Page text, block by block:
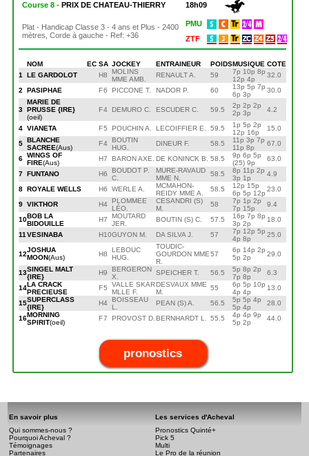
Course 8 -PRIX DE CHATEAU-THIERRY 18h09
Plat - Handicap Classe 3 - 4 ans et Plus - 2400
mètres, Corde à gauche - Ref: +36
PMU
ZTF
NOM ECSA JOCKEY ENTRAINEUR POIDSMUSIQUECOTE
1
LE GARDOLOT H8
MOLINS
MME AMB.
RENAULT A. 59
7p 10p 8p
12p 4p
32.0
2
PASIPHAE F6 PICCONE T. NADOR P. 60
13p 5p 7p
6p 3p
30.0
3
MARIE DE
PRUSSE {IRE}
(oeil)
F4 DEMURO C. ESCUDER C. 59.5
2p 2p 2p
2p 3p
4.2
4 VIANETA F5 POUCHIN A. LECOIFFIER E. 59.5
1p 5p 2p
12p 16p
15.0
5 BLANCHE
SACREE(Aus)
F4
BOUTIN
HUG.
DINEUR F. 58.5
11p 3p 7p
11p 8p
67.0
6 WINGS OF
FIRE(Aus)
H7 BARON AXE. DE KONINCK B. 58.5
9p 6p 5p
(25) 9p
63.0
7 FUNTANO H6
BOUDOT P.
C.
MURE-RAVAUD
MME N.
58.5
8p 11p 2p
3p 1p
4.9
8 ROYALE WELLS H6 WERLE A.
MCMAHON-
REIDY MME A.
58.5
12p 15p
6p 5p 12p
23.0
9 VIKTHOR H4
PLOMMEE
LÉO.
CESANDRI (S)
M.
58
7p 1p 2p
7p 15p
9.4
10BOB LA
BIDOUILLE
H7
MOUTARD
JER.
BOUTIN (S) C. 57.5
16p 7p 8p
3p 2p
18.0
11 VESINABA H10GUYON M. DA SILVA J. 57
7p 12p 5p
4p 8p
25.0
12
JOSHUA
MOON(Aus) H8
LEBOUC
HUG.
TOUDIC-
GOURDON MME
R.
57
6p 14p 2p
5p 2p
29.0
13SINGEL MALT
{IRE}
H9
BERGERON
X.
SPEICHER T. 56.5
5p 8p 2p
7p 8p
6.3
14LA CRACK
PRECIEUSE
F5
VALLE SKAR
MLLE F.
DESVAUX MME
M.
55
6p 5p 10p
4p 4p
13.0
15SUPERCLASS
{IRE}
H4
BOISSEAU
L.
PEAN (S) A. 56.5
5p 5p 4p
5p 4p
28.0
16MORNING
SPIRIT(oeil)
F7 PROVOST D. BERNHARDT L. 55.5
4p 4p 9p
5p 2p
44.0
pronostics
En savoir plus
Qui sommes-nous ?
Pourquoi Acheval ?
Témoignages
Partenaires
Les services d'Acheval
Pronostics Quinté+
Pick 5
Multi
Le Pro de la réunion